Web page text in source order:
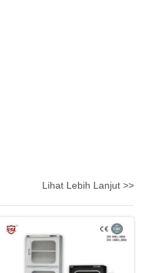
Lihat Lebih Lanjut >>